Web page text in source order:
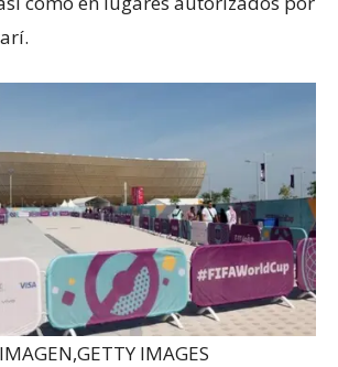
GETTY IMAGES